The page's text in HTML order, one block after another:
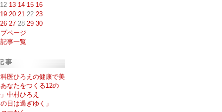
12 13 14 15 16
19 20 21 22 23
26 27 28 29 30
ページ
事一覧
事
医ひろえの健康で美
なたをつくる12の
中村ひろえ
日は過ぎゆく」